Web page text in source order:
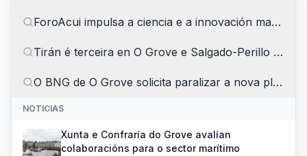
ForoAcui impulsa a ciencia e a innovación mariña
Tirán é terceira en O Grove e Salgado-Perillo
O BNG de O Grove solicita paralizar a nova planta
NOTICIAS
Xunta e Confraría do Grove avalían
colaboracións para o sector marítimo
resultados para“ o grove”